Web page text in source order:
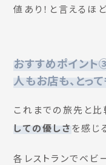
値あり！と言えるほ
おすすめポイント
人もお店も、とっ
これまでの旅先と比
しての優しさを感じ
各レストランでベビ